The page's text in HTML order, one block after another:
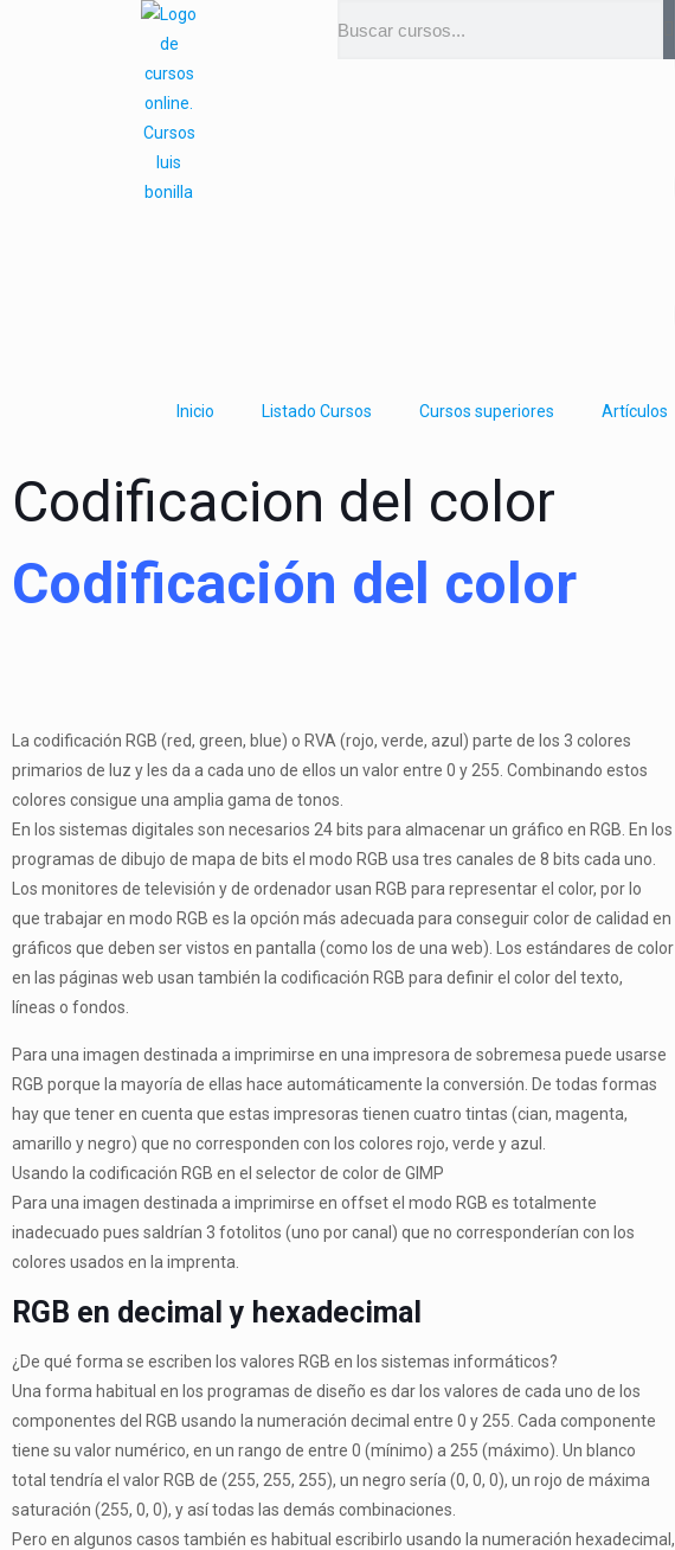
Inicio Listado Cursos Cursos superiores Artículos
Codificacion del color
Codificación del color
La codificación RGB (red, green, blue) o RVA (rojo, verde, azul) parte de los 3 colores
primarios de luz y les da a cada uno de ellos un valor entre 0 y 255. Combinando estos
colores consigue una amplia gama de tonos.
En los sistemas digitales son necesarios 24 bits para almacenar un gráfico en RGB. En los
programas de dibujo de mapa de bits el modo RGB usa tres canales de 8 bits cada uno.
Los monitores de televisión y de ordenador usan RGB para representar el color, por lo
que trabajar en modo RGB es la opción más adecuada para conseguir color de calidad en
gráficos que deben ser vistos en pantalla (como los de una web). Los estándares de color
en las páginas web usan también la codificación RGB para definir el color del texto,
líneas o fondos.
Para una imagen destinada a imprimirse en una impresora de sobremesa puede usarse
RGB porque la mayoría de ellas hace automáticamente la conversión. De todas formas
hay que tener en cuenta que estas impresoras tienen cuatro tintas (cian, magenta,
amarillo y negro) que no corresponden con los colores rojo, verde y azul.
Usando la codificación RGB en el selector de color de GIMP
Para una imagen destinada a imprimirse en offset el modo RGB es totalmente
inadecuado pues saldrían 3 fotolitos (uno por canal) que no corresponderían con los
colores usados en la imprenta.
RGB en decimal y hexadecimal
¿De qué forma se escriben los valores RGB en los sistemas informáticos?
Una forma habitual en los programas de diseño es dar los valores de cada uno de los
componentes del RGB usando la numeración decimal entre 0 y 255. Cada componente
tiene su valor numérico, en un rango de entre 0 (mínimo) a 255 (máximo). Un blanco
total tendría el valor RGB de (255, 255, 255), un negro sería (0, 0, 0), un rojo de máxima
saturación (255, 0, 0), y así todas las demás combinaciones.
Pero en algunos casos también es habitual escribirlo usando la numeración hexadecimal,